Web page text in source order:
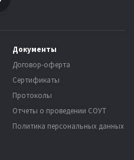
Документы
Договор-оферта
Сертификаты
Протоколы
Отчеты о проведении СОУТ
Политика персональных данных